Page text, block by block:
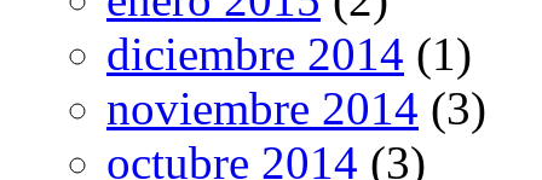
diciembre 2014 (1)
noviembre 2014 (3)
octubre 2014 (3)